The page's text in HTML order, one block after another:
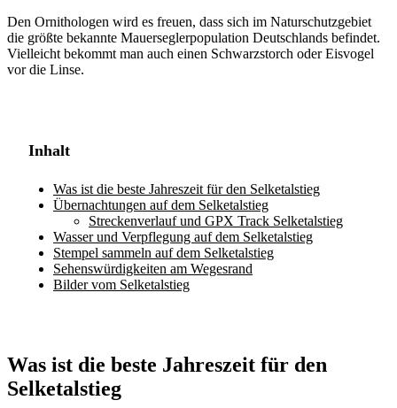
Den Ornithologen wird es freuen, dass sich im Naturschutzgebiet
die größte bekannte Mauerseglerpopulation Deutschlands befindet.
Vielleicht bekommt man auch einen Schwarzstorch oder Eisvogel
vor die Linse.
Inhalt
Was ist die beste Jahreszeit für den Selketalstieg
Übernachtungen auf dem Selketalstieg
Streckenverlauf und GPX Track Selketalstieg
Wasser und Verpflegung auf dem Selketalstieg
Stempel sammeln auf dem Selketalstieg
Sehenswürdigkeiten am Wegesrand
Bilder vom Selketalstieg
Was ist die beste Jahreszeit für den
Selketalstieg